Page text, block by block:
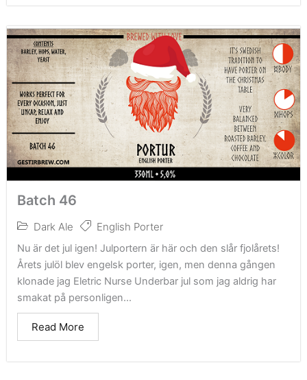
Batch 46
Dark Ale English Porter
Nu är det jul igen! Julportern är här och den slår fjolårets!
Årets julöl blev engelsk porter, igen, men denna gången
klonade jag Eletric Nurse Underbar jul som jag aldrig har
smakat på personligen...
Read More